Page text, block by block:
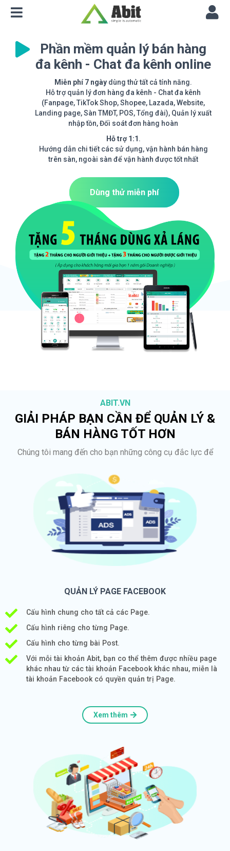
Phần mềm quản lý bán hàng
đa kênh - Chat đa kênh online
Miễn phí 7 ngày dùng thử tất cả tính năng.
Hỗ trợ quản lý đơn hàng đa kênh - Chat đa kênh
(Fanpage, TikTok Shop, Shopee, Lazada, Website,
Landing page, Sàn TMĐT, POS, Tổng đài), Quản lý xuất
nhập tồn, Đối soát đơn hàng hoàn
Hỗ trợ 1:1 .
Hướng dẫn chi tiết các sử dụng, vận hành bán hàng
trên sàn, ngoài sàn để vận hành được tốt nhất
Dùng thử miễn phí
ABIT.VN
GIẢI PHÁP BẠN CẦN ĐỂ QUẢN LÝ &
BÁN HÀNG TỐT HƠN
Chúng tôi mang đến cho bạn những công cụ đắc lực để
QUẢN LÝ PAGE FACEBOOK
Cấu hình chung cho tất cả các Page.
Cấu hình riêng cho từng Page.
Cấu hình cho từng bài Post.
Với mỗi tài khoản Abit, bạn co thể thêm được nhiều page
khác nhau từ các tài khoản Facebook khác nhau, miễn là
tài khoản Facebook có quyền quản trị Page.
Xem thêm